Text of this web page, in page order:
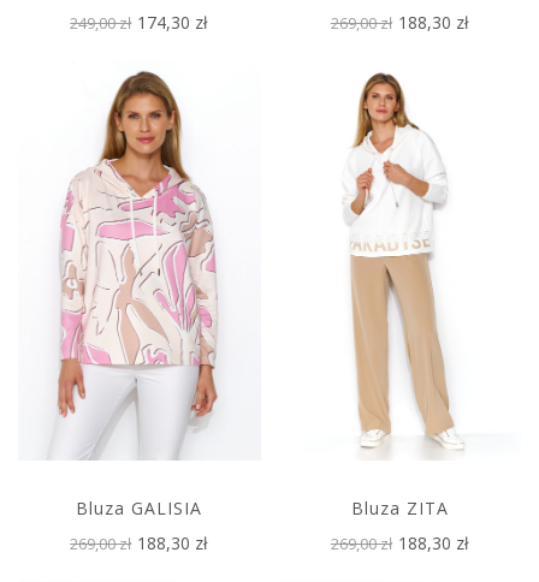
249,00 zł 174,30 zł 269,00 zł 188,30 zł
Bluza GALISIA
269,00 zł 188,30 zł
Bluza ZITA
269,00 zł 188,30 zł